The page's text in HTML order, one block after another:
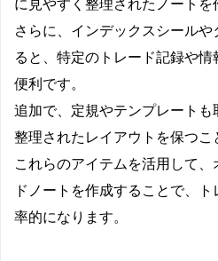
に見やすく整理されたノートを
さらに、インデックスシール
ると、特定のトレード記録や
便利です。
追加で、定規やテンプレート
整理されたレイアウトを保つこ
これらのアイテムを活用して
ドノートを作成することで、
率的になります。